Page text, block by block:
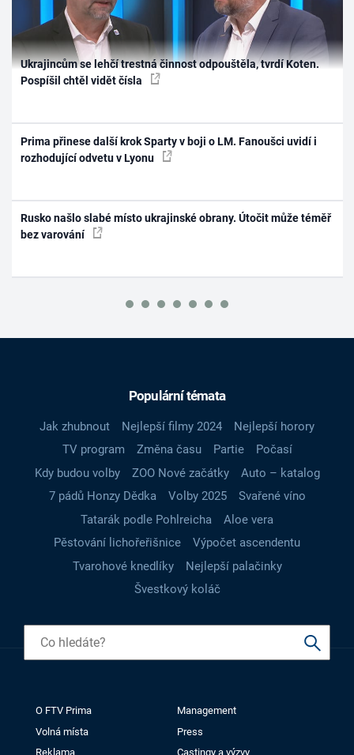
Ukrajincům se lehčí trestná činnost odpouštěla, tvrdí Koten.
Pospíšil chtěl vidět čísla
Prima přinese další krok Sparty v boji o LM. Fanoušci uvidí i
rozhodující odvetu v Lyonu
Rusko našlo slabé místo ukrajinské obrany. Útočit může téměř
bez varování
Populární témata
Jak zhubnout Nejlepší filmy 2024
Nejlepší horory
TV program
Změna času Partie
Počasí
Kdy budou volby
ZOO Nové začátky
Auto – katalog
7 pádů Honzy Dědka
Volby 2025
Svařené víno
Tatarák podle Pohlreicha
Aloe vera
Pěstování lichořeřišnice
Výpočet ascendentu
Tvarohové knedlíky
Nejlepší palačinky
Švestkový koláč
O FTV Prima
Management
Volná místa
Press
Reklama
Castingy a výzvy